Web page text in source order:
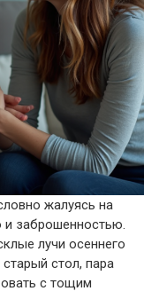
жалуясь на
и заброшенностью.
лучи осеннего
стол, пара
с тощим